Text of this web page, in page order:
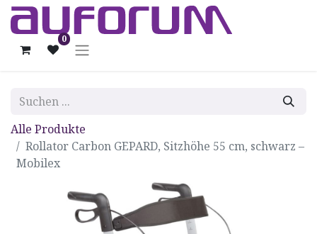
0
Alle Produkte
Rollator Carbon GEPARD, Sitzhöhe 55 cm, schwarz –
Mobilex